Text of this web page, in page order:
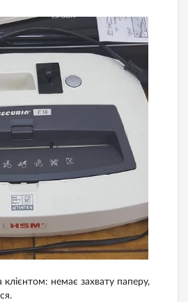
клієнтом: немає захвату паперу,